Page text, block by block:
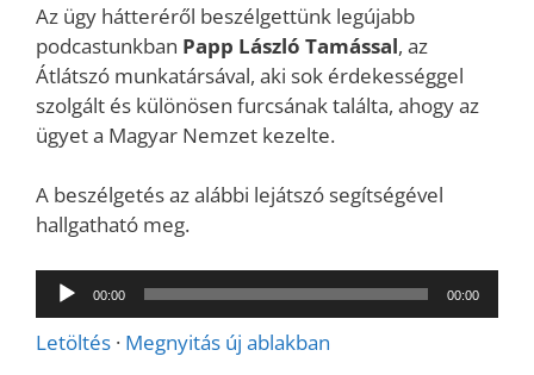
Az ügy hátteréről beszélgettünk legújabb
podcastunkban Papp László Tamással, az
Átlátszó munkatársával, aki sok érdekességgel
szolgált és különösen furcsának találta, ahogy az
ügyet a Magyar Nemzet kezelte.
A beszélgetés az alábbi lejátszó segítségével
hallgatható meg.
Audió
lejátszó
00:00 00:00
Letöltés · Megnyitás új ablakban